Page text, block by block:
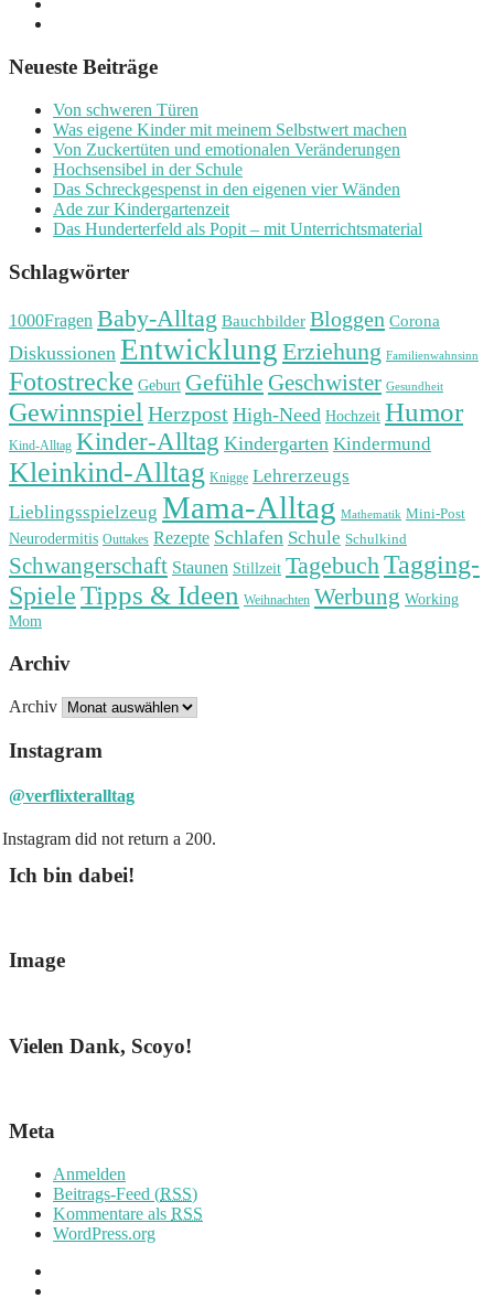
Neueste Beiträge
Von schweren Türen
Was eigene Kinder mit meinem Selbstwert machen
Von Zuckertüten und emotionalen Veränderungen
Hochsensibel in der Schule
Das Schreckgespenst in den eigenen vier Wänden
Ade zur Kindergartenzeit
Das Hunderterfeld als Popit – mit Unterrichtsmaterial
Schlagwörter
1000Fragen Baby-Alltag Bauchbilder Bloggen Corona
Diskussionen Entwicklung Erziehung Familienwahnsinn
Fotostrecke Geburt Gefühle Geschwister Gesundheit
Gewinnspiel Herzpost High-Need Hochzeit Humor
Kind-Alltag Kinder-Alltag Kindergarten Kindermund
Kleinkind-Alltag Knigge Lehrerzeugs
Lieblingsspielzeug Mama-Alltag Mathematik Mini-Post
Neurodermitis Outtakes Rezepte Schlafen Schule Schulkind
Schwangerschaft Staunen Stillzeit TagebuchTagging-
SpieleTipps & Ideen Weihnachten Werbung Working
Mom
Archiv
Archiv
Instagram
@verflixteralltag
Instagram did not return a 200.
Ich bin dabei!
Image
Vielen Dank, Scoyo!
Meta
Anmelden
Beitrags-Feed (RSS)
Kommentare als RSS
WordPress.org